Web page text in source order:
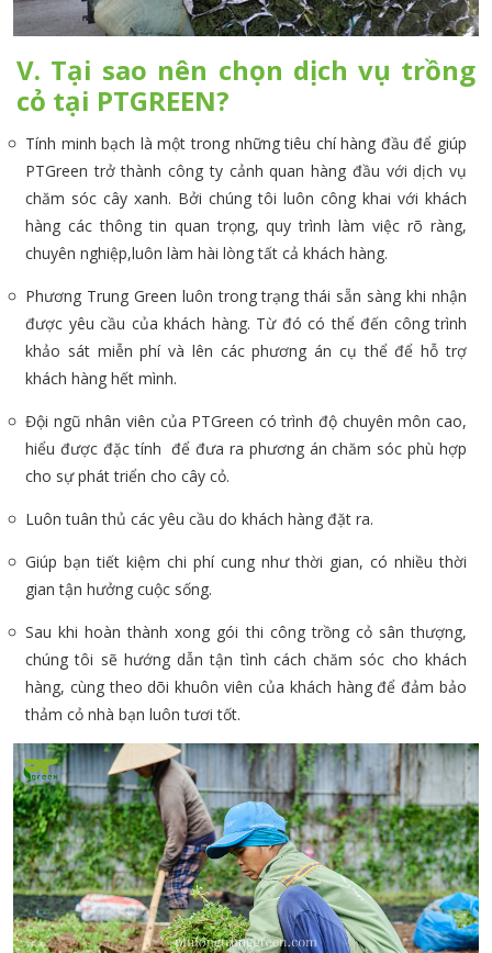
V. Tại sao nên chọn dịch vụ trồng
cỏ tại PTGREEN?
Tính minh bạch là một trong những tiêu chí hàng đầu để giúp
PTGreen trở thành công ty cảnh quan hàng đầu với dịch vụ
chăm sóc cây xanh. Bởi chúng tôi luôn công khai với khách
hàng các thông tin quan trọng, quy trình làm việc rõ ràng,
chuyên nghiệp,luôn làm hài lòng tất cả khách hàng.
Phương Trung Green luôn trong trạng thái sẵn sàng khi nhận
được yêu cầu của khách hàng. Từ đó có thể đến công trình
khảo sát miễn phí và lên các phương án cụ thể để hỗ trợ
khách hàng hết mình.
Đội ngũ nhân viên của PTGreen có trình độ chuyên môn cao,
hiểu được đặc tính để đưa ra phương án chăm sóc phù hợp
cho sự phát triển cho cây cỏ.
Luôn tuân thủ các yêu cầu do khách hàng đặt ra.
Giúp bạn tiết kiệm chi phí cung như thời gian, có nhiều thời
gian tận hưởng cuộc sống.
Sau khi hoàn thành xong gói thi công trồng cỏ sân thượng,
chúng tôi sẽ hướng dẫn tận tình cách chăm sóc cho khách
hàng, cùng theo dõi khuôn viên của khách hàng để đảm bảo
thảm cỏ nhà bạn luôn tươi tốt.